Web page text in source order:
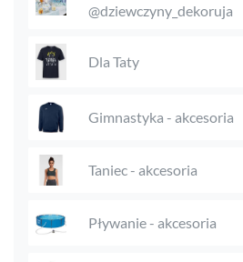
@dziewczyny_dekoruja
Dla Taty
Gimnastyka - akcesoria
Taniec - akcesoria
Pływanie - akcesoria